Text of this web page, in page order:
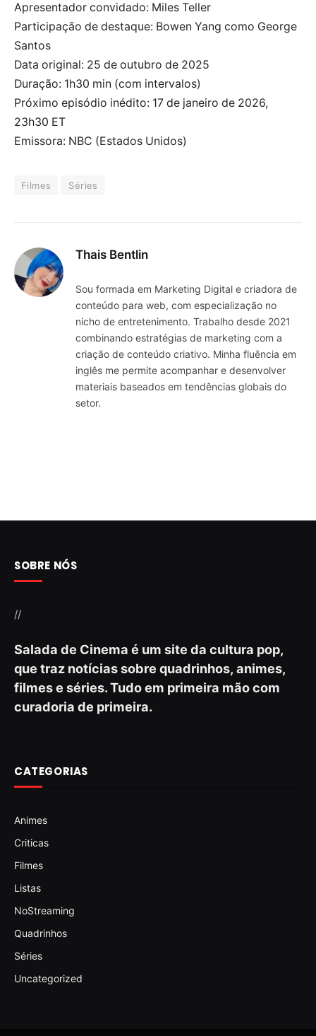
Apresentador convidado: Miles Teller
Participação de destaque: Bowen Yang como George
Santos
Data original: 25 de outubro de 2025
Duração: 1h30 min (com intervalos)
Próximo episódio inédito: 17 de janeiro de 2026,
23h30 ET
Emissora: NBC (Estados Unidos)
Filmes Séries
Thais Bentlin
Sou formada em Marketing Digital e criadora de
conteúdo para web, com especialização no
nicho de entretenimento. Trabalho desde 2021
combinando estratégias de marketing com a
criação de conteúdo criativo. Minha fluência em
inglês me permite acompanhar e desenvolver
materiais baseados em tendências globais do
setor.
SOBRE NÓS
//
Salada de Cinema é um site da cultura pop,
que traz notícias sobre quadrinhos, animes,
filmes e séries. Tudo em primeira mão com
curadoria de primeira.
CATEGORIAS
Animes
Criticas
Filmes
Listas
NoStreaming
Quadrinhos
Séries
Uncategorized